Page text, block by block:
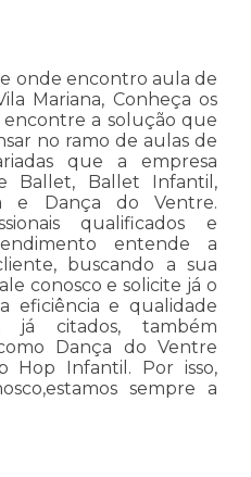
onde encontro aula de
Mariana, Conheça os
encontre a solução que
no ramo de aulas de
que a empresa
Ballet, Ballet Infantil,
e Dança do Ventre.
qualificados e
entende a
buscando a sua
conosco e solicite já o
eficiência e qualidade
já citados, também
Dança do Ventre
Hop Infantil. Por isso,
sempre a